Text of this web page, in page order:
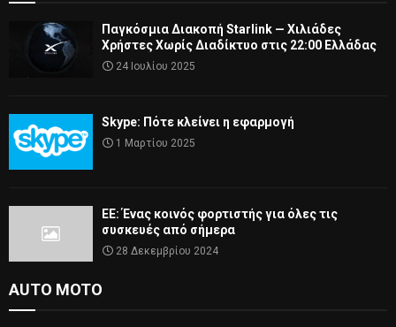
Παγκόσμια Διακοπή Starlink — Χιλιάδες
Χρήστες Χωρίς Διαδίκτυο στις 22:00 Ελλάδας
24 Ιουλίου 2025
Skype: Πότε κλείνει η εφαρμογή
1 Μαρτίου 2025
ΕΕ: Ένας κοινός φορτιστής για όλες τις
συσκευές από σήμερα
28 Δεκεμβρίου 2024
AUTO MOTO